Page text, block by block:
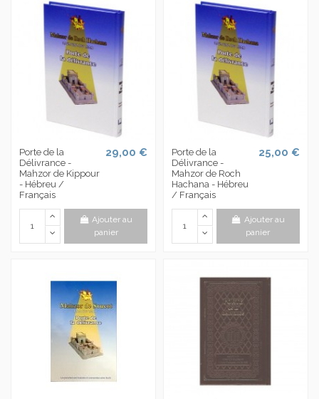
Porte de la
Délivrance -
Mahzor de Kippour
- Hébreu /
Français
29,00 €
Ajouter au
panier
Porte de la
Délivrance -
Mahzor de Roch
Hachana - Hébreu
/ Français
25,00 €
Ajouter au
panier